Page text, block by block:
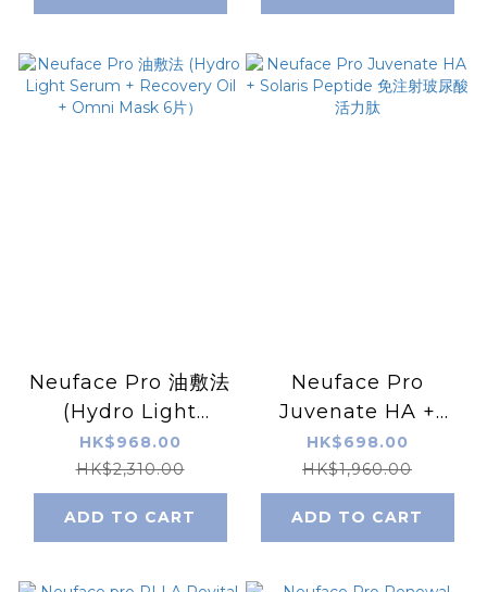
Neuface Pro 油敷法
(Hydro Light
Serum + Recovery
Oil + Omni Mask 6
片）
HK$968.00
HK$2,310.00
ADD TO CART
Neuface Pro
Juvenate HA +
Solaris Peptide 免
注射玻尿酸活力肽
HK$698.00
HK$1,960.00
ADD TO CART